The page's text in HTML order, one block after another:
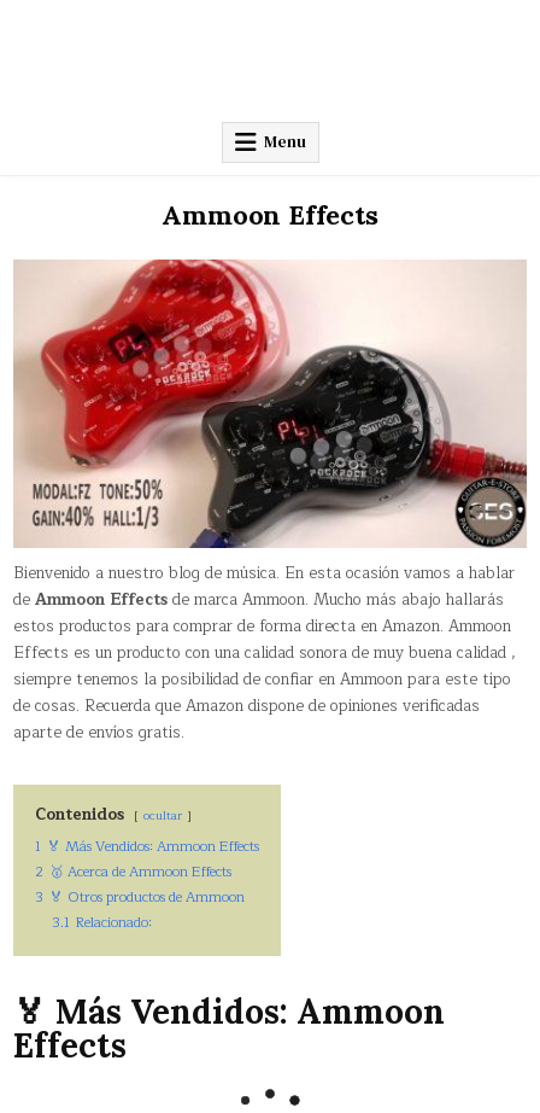
Menu
Ammoon Effects
Bienvenido a nuestro blog de música. En esta ocasión vamos a hablar
deAmmoon Effectsde marca Ammoon. Mucho más abajo hallarás
estos productos para comprar de forma directa en Amazon. Ammoon
Effects es un producto con una calidad sonora de muy buena calidad ,
siempre tenemos la posibilidad de confiar en Ammoon para este tipo
de cosas. Recuerda que Amazon dispone de opiniones verificadas
aparte de envíos gratis.
Contenidos ocultar
1 🏅 Más Vendidos: Ammoon Effects
2 🥇 Acerca de Ammoon Effects
3 🏅 Otros productos de Ammoon
3.1 Relacionado:
🏅 Más Vendidos: Ammoon
Effects